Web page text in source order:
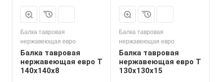
Балка тавровая
нержавеющая евро
Балка тавровая
нержавеющая евро T
140х140х8
Балка тавровая
нержавеющая евро
Балка тавровая
нержавеющая евро T
130х130х15